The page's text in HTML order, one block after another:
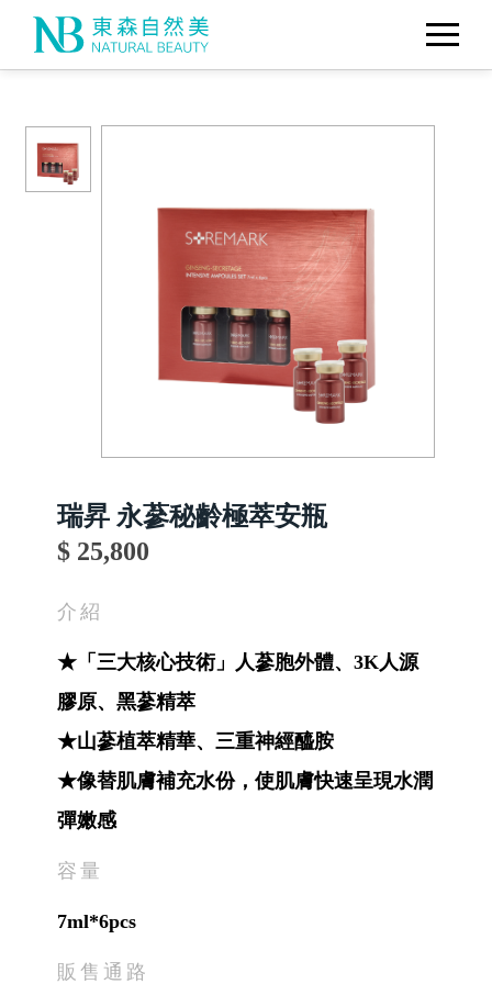
瑞昇 永蔘秘齡極萃安瓶
$ 25,800
介紹
★「三大核心技術」人蔘胞外體、3K人源
膠原、黑蔘精萃
★山蔘植萃精華、三重神經醯胺
★像替肌膚補充水份，使肌膚快速呈現水潤
彈嫩感
容量
7ml*6pcs
販售通路